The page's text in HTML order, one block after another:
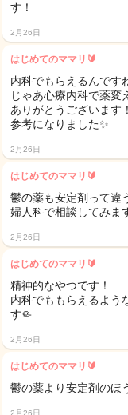
す！
2月26日
はじめてのママリ🔰
内科でもらえるんです
じゃあ心療内科で薬変
ありがとうございます！
参考になりました✨
2月26日
はじめてのママリ🔰
鬱の薬も安定剤って違
婦人科で相談してみま
2月26日
はじめてのママリ🔰
精神的なやつです！
内科でももらえるよう
す🤏
2月26日
はじめてのママリ🔰
鬱の薬より安定剤のほ
2月26日